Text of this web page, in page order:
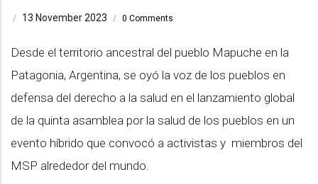
/ 13 November 2023 / 0 Comments
Desde el territorio ancestral del pueblo Mapuche en la
Patagonia, Argentina, se oyó la voz de los pueblos en
defensa del derecho a la salud en el lanzamiento global
de la quinta asamblea por la salud de los pueblos en un
evento híbrido que convocó a activistas y miembros del
MSP alrededor del mundo.